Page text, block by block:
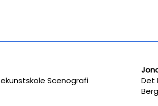
Scenografi
Det